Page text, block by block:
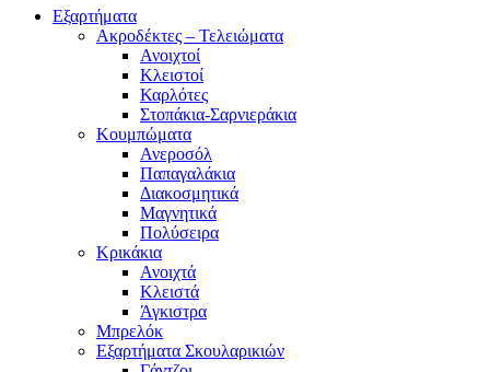
Εξαρτήματα
Ακροδέκτες – Τελειώματα
Ανοιχτοί
Κλειστοί
Καρλότες
Στοπάκια-Σαρνιεράκια
Κουμπώματα
Ανεροσόλ
Παπαγαλάκια
Διακοσμητικά
Μαγνητικά
Πολύσειρα
Κρικάκια
Ανοιχτά
Κλειστά
Άγκιστρα
Μπρελόκ
Εξαρτήματα Σκουλαρικιών